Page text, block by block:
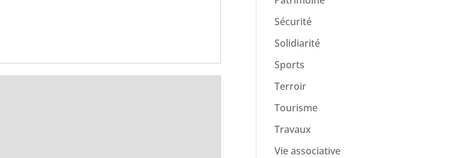
Sécurité
Solidiarité
Sports
Terroir
Tourisme
Travaux
Vie associative